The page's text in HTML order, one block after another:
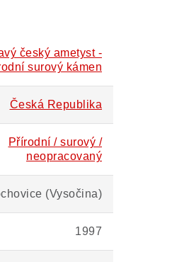
český ametyst -
surový kámen
Česká Republika
Přírodní / surový /
neopracovaný
(Vysočina)
1997